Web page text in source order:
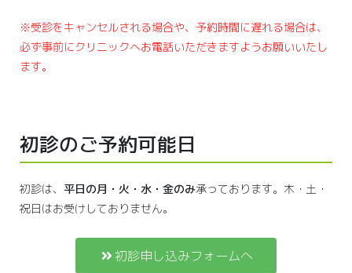
※受診をキャンセルされる場合や、予約時間に遅れる場合は、
必ず事前にクリニックへお電話いただきますようお願いいたし
ます。
初診のご予約可能日
初診は、 平日の月・火・水・金のみ承っております。木・土・
祝日はお受けしておりません。
初診申し込みフォームへ